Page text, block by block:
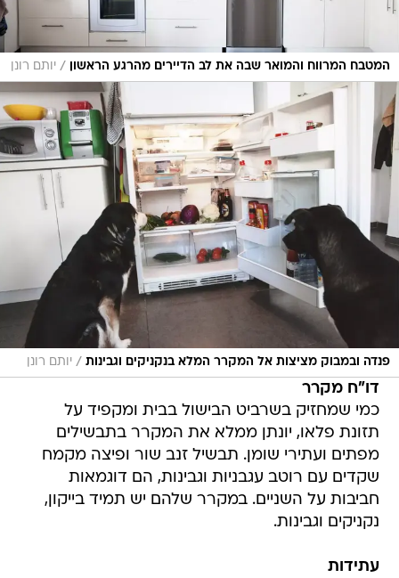
המטבח המרווח והמואר שבה את לב הדיירים מהרגע הראשון / יותם רונן
פנדה ובמבוק מציצות אל המקרר המלא בנקניקים וגבינות / יותם רונן
דו"ח מקרר
כמי שמחזיק בשרביט הבישול בבית ומקפיד על
תזונת פלאו, יונתן ממלא את המקרר בתבשילים
מפתים ועתירי שומן. תבשיל זנב שור ופיצה מקמח
שקדים עם רוטב עגבניות וגבינות, הם דוגמאות
חביבות על השניים. במקרר שלהם יש תמיד בייקון,
נקניקים וגבינות.
עתידות